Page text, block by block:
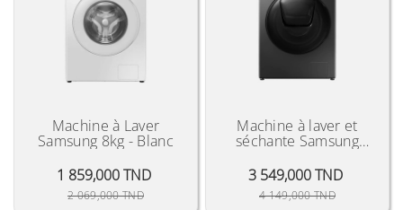
Machine à Laver
Samsung 8kg - Blanc
1 859,000 TND
2 069,000 TNDPrix Public
Prix
Machine à laver et
séchante Samsung
"2021"
3 549,000 TND
4 149,000 TNDPrix Public
Prix